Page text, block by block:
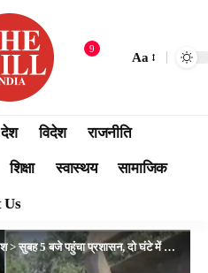
9
Aa
देश विदेश राजनीति
शिक्षा स्वास्थय सामाजिक
Us
>सुबह 5 बजे पहुंचा प्रशासन, दो घंटे में जमींदोज हुआ सपा कार्यालय, सीतापुर में बुलडोजर कार्रवाई से मचा राजनीतिक भूचाल